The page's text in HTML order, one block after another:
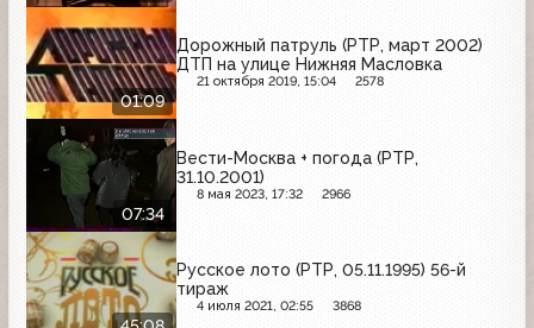
01:09
Дорожный патруль (РТР, март 2002)
ДТП на улице Нижняя Масловка
21 октября 2019, 15:04 2578
07:34
Вести-Москва + погода (РТР,
31.10.2001)
8 мая 2023, 17:32 2966
Русское лото (РТР, 05.11.1995) 56-й
тираж
4 июля 2021, 02:55 3868